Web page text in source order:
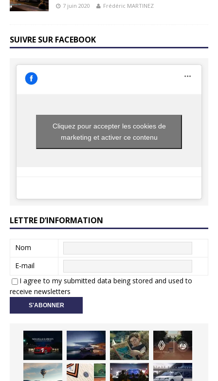
7 juin 2020 Frédéric MARTINEZ
SUIVRE SUR FACEBOOK
Cliquez pour accepter les cookies de
marketing et activer ce contenu
LETTRE D’INFORMATION
Nom
E-mail
I agree to my submitted data being stored and used to
receive newsletters